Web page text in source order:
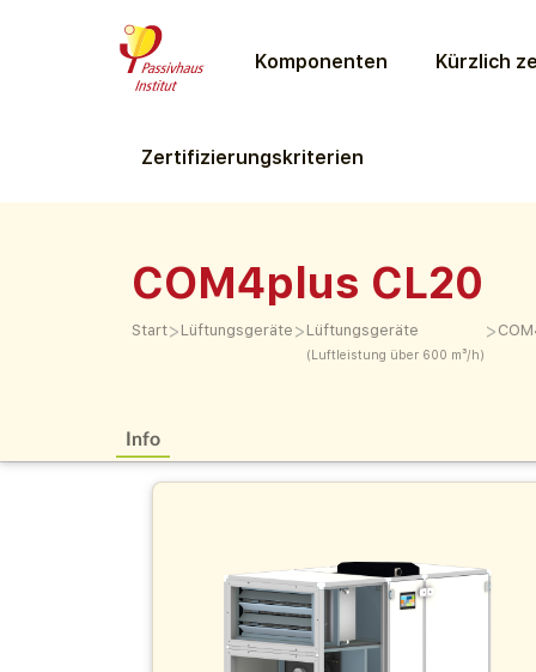
Komponenten Kürzlich
Zertifizierungs­kriterien
COM4plus CL20
Start> Lüftungs­geräte > Lüftungs­geräte
(Luftleistung über 600 m³/h)
>
Info